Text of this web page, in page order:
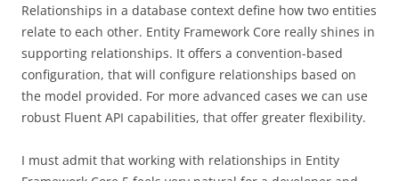
Relationships in a database context define how two entities
relate to each other. Entity Framework Core really shines in
supporting relationships. It offers a convention-based
configuration, that will configure relationships based on
the model provided. For more advanced cases we can use
robust Fluent API capabilities, that offer greater flexibility.
I must admit that working with relationships in Entity